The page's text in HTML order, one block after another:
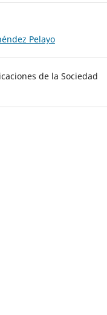
Pelayo
de la Sociedad